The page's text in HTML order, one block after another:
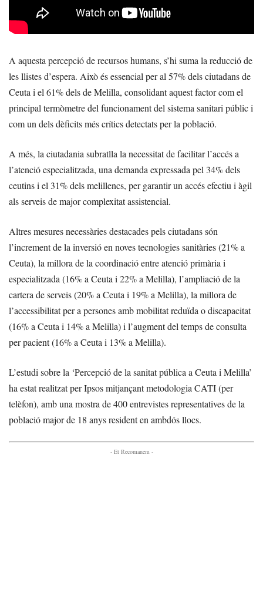
A aquesta percepció de recursos humans, s’hi suma la reducció de
les llistes d’espera. Això és essencial per al 57% dels ciutadans de
Ceuta i el 61% dels de Melilla, consolidant aquest factor com el
principal termòmetre del funcionament del sistema sanitari públic i
com un dels dèficits més crítics detectats per la població.
A més, la ciutadania subratlla la necessitat de facilitar l’accés a
l’atenció especialitzada, una demanda expressada pel 34% dels
ceutins i el 31% dels melillencs, per garantir un accés efectiu i àgil
als serveis de major complexitat assistencial.
Altres mesures necessàries destacades pels ciutadans són
l’increment de la inversió en noves tecnologies sanitàries (21% a
Ceuta), la millora de la coordinació entre atenció primària i
especialitzada (16% a Ceuta i 22% a Melilla), l’ampliació de la
cartera de serveis (20% a Ceuta i 19% a Melilla), la millora de
l’accessibilitat per a persones amb mobilitat reduïda o discapacitat
(16% a Ceuta i 14% a Melilla) i l’augment del temps de consulta
per pacient (16% a Ceuta i 13% a Melilla).
L’estudi sobre la ‘Percepció de la sanitat pública a Ceuta i Melilla’
ha estat realitzat per Ipsos mitjançant metodologia CATI (per
telèfon), amb una mostra de 400 entrevistes representatives de la
població major de 18 anys resident en ambdós llocs.
- Et Recomanem -